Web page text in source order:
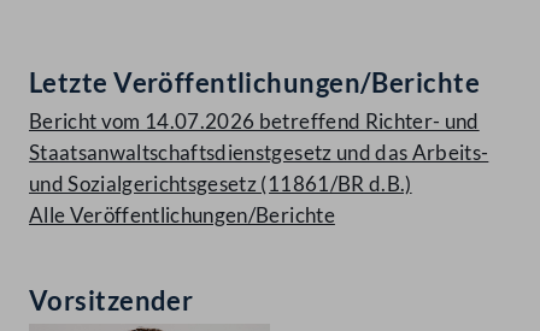
Letzte Veröffentlichungen/Berichte
Bericht vom 14.07.2026 betreffend Richter- und
Staatsanwaltschaftsdienstgesetz und das Arbeits-
und Sozialgerichtsgesetz (11861/BR d.B.)
Alle Veröffentlichungen/Berichte
Vorsitzender